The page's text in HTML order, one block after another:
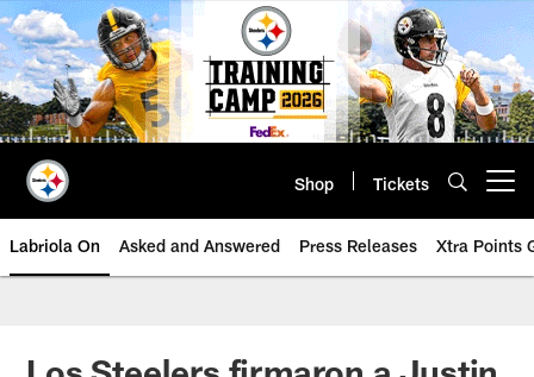
Skip
to
main
content
Shop Tickets
Labriola On Asked and Answered Press Releases Xtra Points